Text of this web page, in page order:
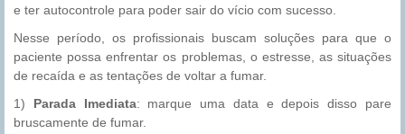
e ter autocontrole para poder sair do vício com sucesso.
Nesse período, os profissionais buscam soluções para que o
paciente possa enfrentar os problemas, o estresse, as situações
de recaída e as tentações de voltar a fumar.
1) Parada Imediata: marque uma data e depois disso pare
bruscamente de fumar.